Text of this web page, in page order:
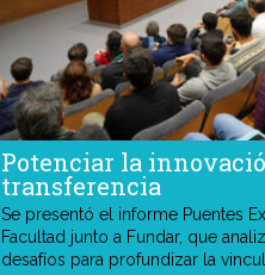
Potenciar la
transferencia
Se presentó el informe Puentes
Facultad junto a Fundar, que
desafíos para profundizar la